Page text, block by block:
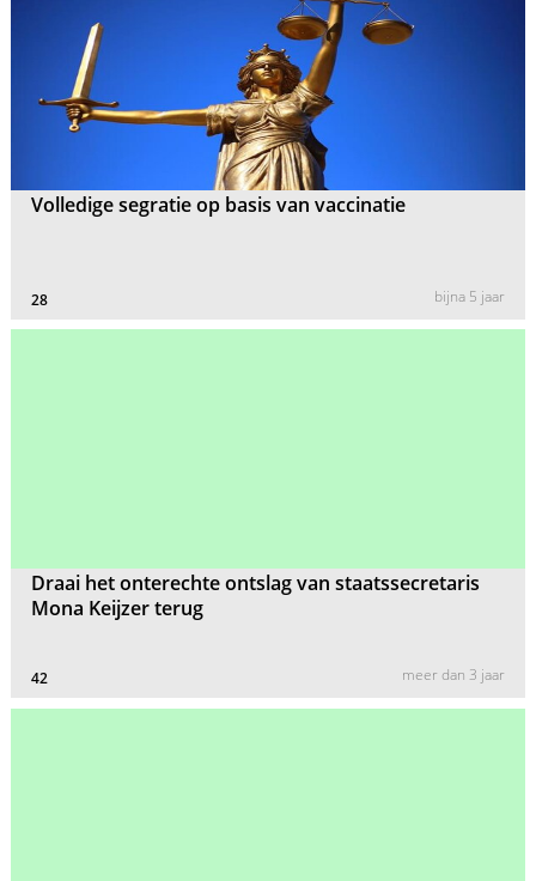
Volledige segratie op basis van vaccinatie
28 bijna 5 jaar
Draai het onterechte ontslag van staatssecretaris
Mona Keijzer terug
42 meer dan 3 jaar